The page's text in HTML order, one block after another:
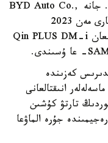
BYD Automobile Industry Co., Ltd. جانە BYD Auto Co.,
Ltd. كومپانيالارى 2021 -جىلدىڭ قاڭتارى مەن 2023
-جىلدىڭ قىركۇيەگى ارالىعىندا شىعارىلعان Qin PLUS DM-i
كەزىندە
انىقتالعانى
تارتۋ كۇشىن
جۇرە الماۋعا